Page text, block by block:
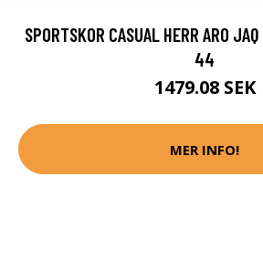
SPORTSKOR CASUAL HERR ARO
44
1479.08 SEK
MER INFO!